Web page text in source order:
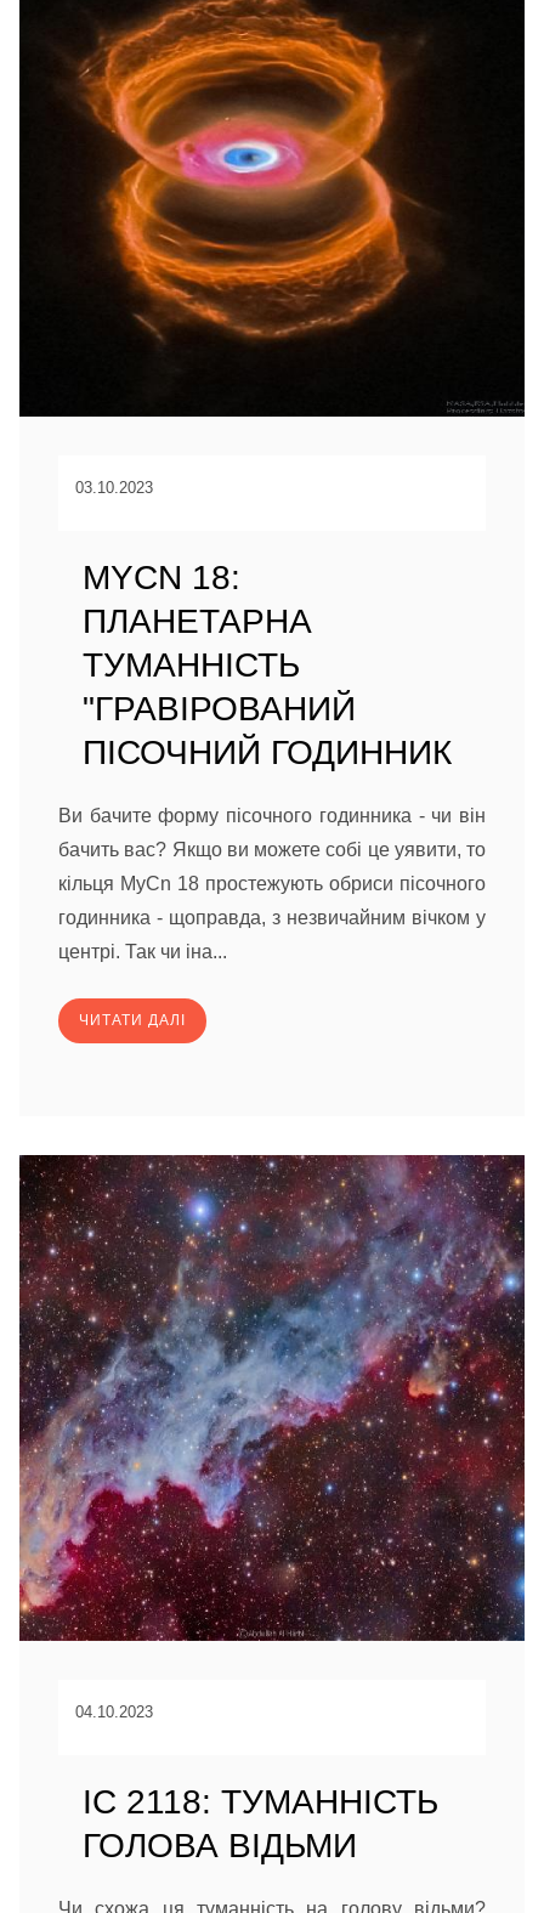
03.10.2023
MYCN 18:
ПЛАНЕТАРНА
ТУМАННІСТЬ
"ГРАВІРОВАНИЙ
ПІСОЧНИЙ ГОДИННИК
Ви бачите форму пісочного годинника - чи він
бачить вас? Якщо ви можете собі це уявити, то
кільця MyCn 18 простежують обриси пісочного
годинника - щоправда, з незвичайним вічком у
центрі. Так чи іна...
ЧИТАТИ ДАЛІ
04.10.2023
IC 2118: ТУМАННІСТЬ
ГОЛОВА ВІДЬМИ
Чи схожа ця туманність на голову відьми?